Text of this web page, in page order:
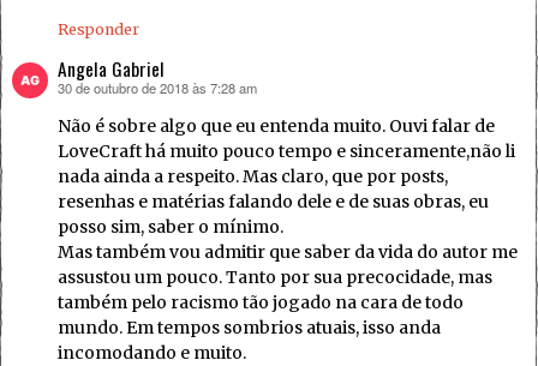
Responder
Angela Gabriel
disse:
30 de outubro de 2018 às 7:28 am
Não é sobre algo que eu entenda muito. Ouvi falar de
LoveCraft há muito pouco tempo e sinceramente,não li
nada ainda a respeito. Mas claro, que por posts,
resenhas e matérias falando dele e de suas obras, eu
posso sim, saber o mínimo.
Mas também vou admitir que saber da vida do autor me
assustou um pouco. Tanto por sua precocidade, mas
também pelo racismo tão jogado na cara de todo
mundo. Em tempos sombrios atuais, isso anda
incomodando e muito.